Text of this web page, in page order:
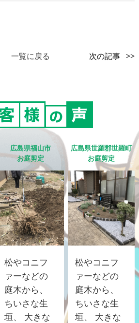
一覧に戻る 次の記事 >>
広島県福山市
お庭剪定
松やコニフ
ァーなどの
庭木から、
ちいさな生
垣、 大きな
広島県世羅郡世羅町
お庭剪定
松やコニフ
ァーなどの
庭木から、
ちいさな生
垣、 大きな